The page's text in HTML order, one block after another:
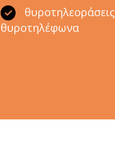
θυροτηλεοράσεις
θυροτηλέφωνα